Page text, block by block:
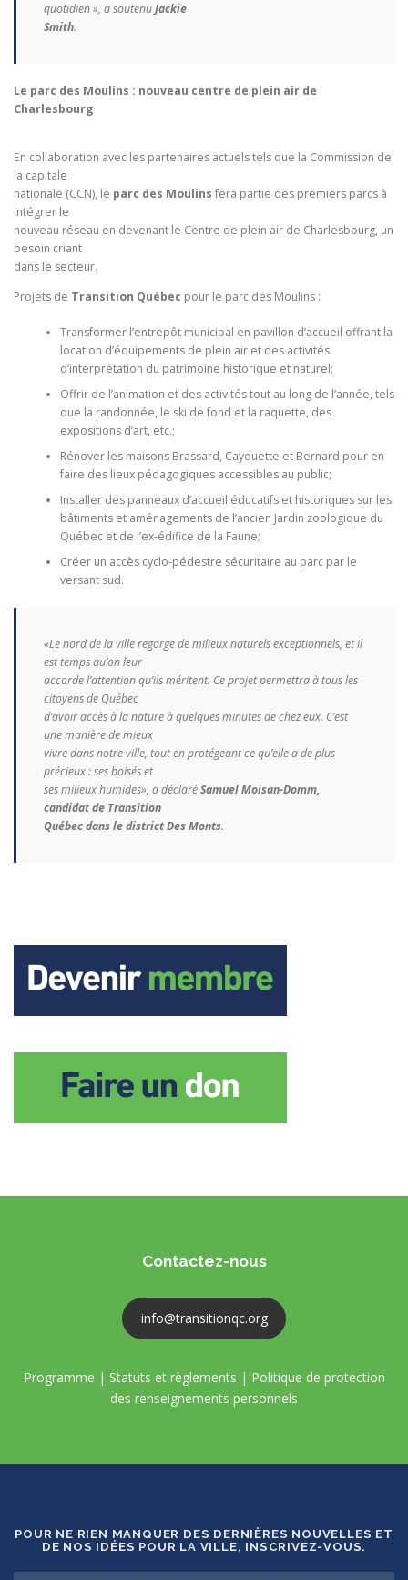
quotidien », a soutenuJackie
Smith.
Le parc des Moulins : nouveau centre de plein air de
Charlesbourg
En collaboration avec les partenaires actuels tels que la Commission de
la capitale
nationale (CCN), le parc des Moulins fera partie des premiers parcs à
intégrer le
nouveau réseau en devenant le Centre de plein air de Charlesbourg, un
besoin criant
dans le secteur.
Projets de Transition Québec pour le parc des Moulins :
Transformer l’entrepôt municipal en pavillon d’accueil offrant la
location d’équipements de plein air et des activités
d’interprétation du patrimoine historique et naturel;
Offrir de l’animation et des activités tout au long de l’année, tels
que la randonnée, le ski de fond et la raquette, des
expositions d’art, etc.;
Rénover les maisons Brassard, Cayouette et Bernard pour en
faire des lieux pédagogiques accessibles au public;
Installer des panneaux d’accueil éducatifs et historiques sur les
bâtiments et aménagements de l’ancien Jardin zoologique du
Québec et de l’ex-édifice de la Faune;
Créer un accès cyclo-pédestre sécuritaire au parc par le
versant sud.
«Le nord de la ville regorge de milieux naturels exceptionnels, et il
est temps qu’on leur
accorde l’attention qu’ils méritent. Ce projet permettra à tous les
citoyens de Québec
d’avoir accès à la nature à quelques minutes de chez eux. C’est
une manière de mieux
vivre dans notre ville, tout en protégeant ce qu’elle a de plus
précieux : ses boisés et
ses milieux humides», a déclaréSamuel Moisan-Domm,
candidat de Transition
Québec dans le district Des Monts.
Contactez-nous
info@transitionqc.org
Programme | Statuts et règlements | Politique de protection
des renseignements personnels
POUR NE RIEN MANQUER DES DERNIÈRES NOUVELLES ET
DE NOS IDÉES POUR LA VILLE, INSCRIVEZ-VOUS.